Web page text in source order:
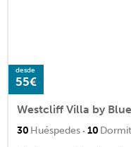
desde
55€
Westcliff Villa by
30 Huéspedes · 10